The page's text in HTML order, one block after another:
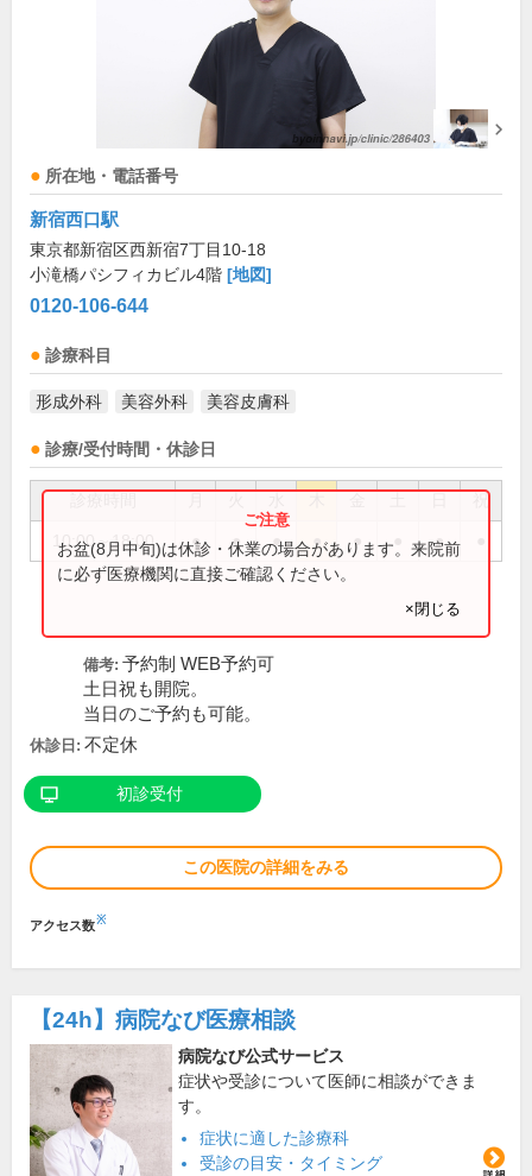
所在地・電話番号
新宿西口駅
東京都新宿区西新宿7丁目10-18
小滝橋パシフィカビル4階 [地図]
0120-106-644
診療科目
形成外科 美容外科 美容皮膚科
診療/受付時間・休診日
祝
10:00～18:00 ● ● ● ● ● ●
お盆(8月中旬)は休診・休業の場合があります。来院前
に必ず医療機関に直接ご確認ください。
×閉じる
備考: 予約制 WEB予約可
土日祝も開院。
当日のご予約も可能。
休診日: 不定休
初診受付
この医院の詳細をみる
アクセス数※
【24h】 病院なび医療相談
病院なび公式サービス
症状や受診について医師に相談ができま
す。
症状に適した診療科
受診の目安・タイミング